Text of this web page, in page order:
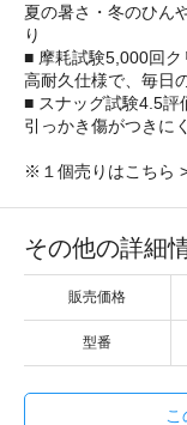
夏の暑さ・冬のひん
り
■ 摩耗試験5,000回ク
高耐久仕様で、毎日
■ スナッグ試験4.5評
引っかき傷がつきに
※１個売りはこちら
その他の詳細
販売価格
型番